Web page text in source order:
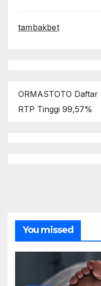
tambakbet
ORMASTOTO
RTP Tinggi 99,57%
You missed